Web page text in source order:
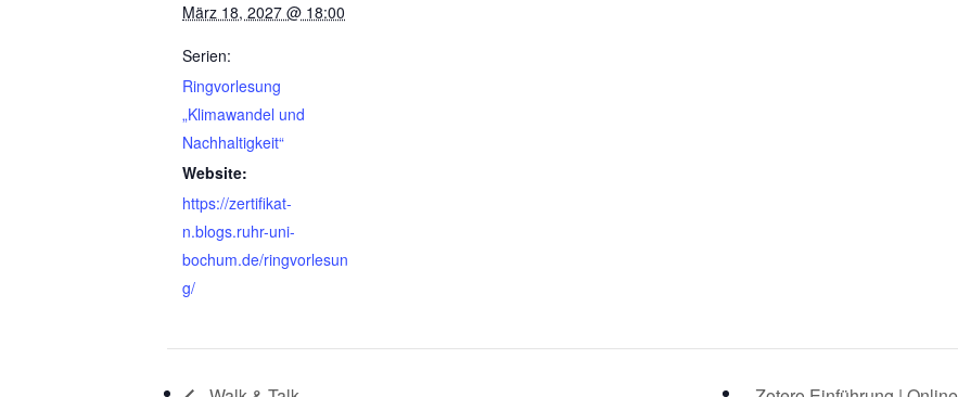
März 18, 2027 @ 18:00
Serien:
Ringvorlesung
„Klimawandel und
Nachhaltigkeit“
Website:
https://zertifikat-
n.blogs.ruhr-uni-
bochum.de/ringvorlesun
g/